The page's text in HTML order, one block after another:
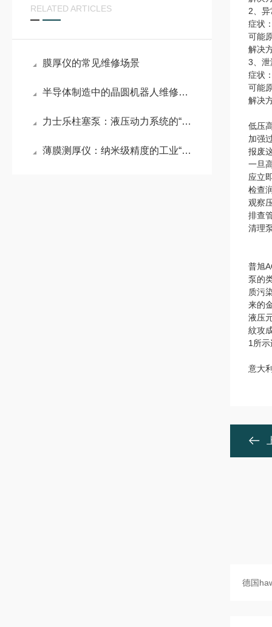
RELATED ARTICLES
膜厚仪的常见维修场景
半导体制造中的晶圆机器人维修：系统化排障与精密维护策略
力士乐柱塞泵：液压动力系统的“心脏”引擎
薄膜测厚仪：纳米级精度的工业“显微镜”
2、
症状
可能
解决
3、泄
症状
可能
解决
低压
加强
报废
一旦
应立
检查
观察
排查
清理
普旭
泵的
质污
来的
液压
紋攻
1所
意大